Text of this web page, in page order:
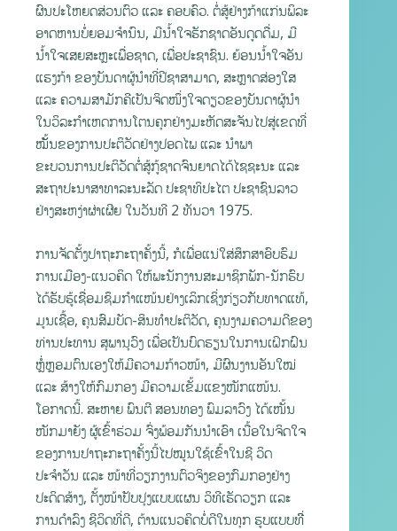
ຜົນປະໂຫຍດສ່ວນຕົວ ແລະ ຄອບຄົວ. ຕໍ່ສູ້ຢ່າງກ້າແກ່ນພິລະ
ອາດຫານບໍ່ຍອມຈໍານົນ, ມີນໍ້າໃຈຮັກຊາດອັນດູດດື່ມ, ມີ
ນໍ້າໃຈເສຍສະຫຼະເພື່ອຊາດ, ເພື່ອປະຊາຊົນ. ຍ້ອນນໍ້າໃຈອັນ
ແຮງກ້າ ຂອງບັນດາຜູ້ນໍາທີ່ປີຊາສາມາດ, ສະຫຼາດສ່ອງໃສ
ແລະ ຄວາມສາມັກຄີເປັນຈິດໜຶ່ງໃຈດຽວຂອງບັນດາຜູ້ນຳ
ໃນວິລະກຳເຫດການໂຕນຄຸກຢ່າງມະຫັດສະຈັນໄປສູ່ເຂດທີ່
ໝັ້ັນຂອງການປະຕິວັດຢ່າງປອດໄພ ແລະ ນໍາພາ
ຂະບວນການປະຕິວັດຕໍ່ສູ້ກູ້ຊາດຈົນຍາດໄດ້ໄຊຊະນະ ແລະ
ສະຖາປະນາສາທາລະນະລັດ ປະຊາທິປະໄຕ ປະຊາຊົນລາວ
ຢ່າງສະຫງ່າຜ່າເຜີຍ ໃນວັນທີ 2 ທັນວາ 1975.
ການຈັດຕັ້ງປາຖະກະຖາຄັ້ງນີ້, ກໍເພື່ອແນ່ໃສ່ສຶກສາອົບຮົມ
ການເມືອງ-ແນວຄິດ ໃຫ້ພະນັກງານສະມາຊິກພັກ-ນັກຮົບ
ໄດ້ຮັບຮູ້ເຊື່ອມຊຶມກຳແໜ້ນຢ່າງເລິກເຊິ່ງກ່ຽວກັບທາດແທ້,
ມູນເຊື້ອ, ຄຸນສົມບັດ-ສິນທຳປະຕິວັດ, ຄຸນງາມຄວາມດີຂອງ
ທ່ານປະທານ ສຸພານຸວົງ ເພື່ອເປັນບົດຮຽນໃນການເຝິກຝົນ
ຫຼໍ່ຫຼອມຕົນເອງໃຫ້ມີຄວາມກ້າວໜ້າ, ມີຜົນງານອັນໃໝ່
ແລະ ສ້າງໃຫ້ກົມກອງ ມີຄວາມເຂັ້ມແຂງໜັກແໜ້ນ.
ໂອກາດນີ້. ສະຫາຍ ພົນຕີ ສອນທອງ ພົມລາວົງ ໄດ້ເໜັ້ນ
ໜັກມາຍັງ ຜູ້ເຂົ້າຮ່ວມ ຈົ່ງພ້ອມກັນນຳເອົາ ເນື້ອໃນຈິດໃຈ
ຂອງການປາຖະກະຖາຄັ້ງນີ້ໄປໝູນໃຊ້ເຂົ້າໃນຊີ ວິດ
ປະຈຳວັນ ແລະ ໜ້າທີ່ວຽກງານຕົວຈິງຂອງກົມກອງຢ່າງ
ປະດິດສ້າງ, ຕັ້ງໜ້າປັບປຸງແບບແຜນ ວິທີເຮັດວຽກ ແລະ
ການດຳລົງ ຊີວິດທີ່ດີ, ຕ້ານແນວຄິດບໍ່ດີໃນທຸກ ຮູບແບບທີ່ີ